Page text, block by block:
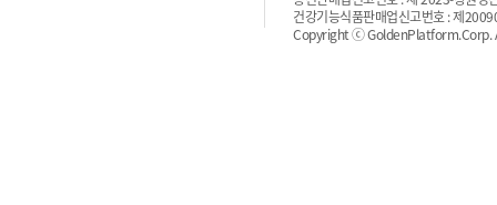
건강기능식품판매업신고번호 : 제
Copyright ⓒ GoldenPlatform.Corp.